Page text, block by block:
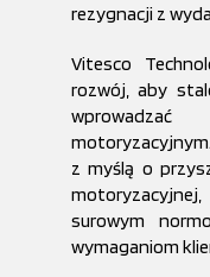
rezygnacji z
Vitesco
rozwój, aby
z myślą o
surowym
wymaganiom